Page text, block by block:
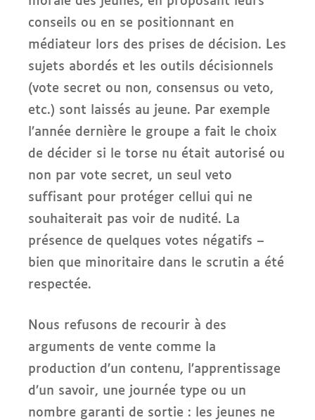
conseils ou en se positionnant en
médiateur lors des prises de décision. Les
sujets abordés et les outils décisionnels
(vote secret ou non, consensus ou veto,
etc.) sont laissés au jeune. Par exemple
l’année dernière le groupe a fait le choix
de décider si le torse nu était autorisé ou
non par vote secret, un seul veto
suffisant pour protéger cellui qui ne
souhaiterait pas voir de nudité. La
présence de quelques votes négatifs –
bien que minoritaire dans le scrutin a été
respectée.
Nous refusons de recourir à des
arguments de vente comme la
production d’un contenu, l’apprentissage
d’un savoir, une journée type ou un
nombre garanti de sortie : les jeunes ne